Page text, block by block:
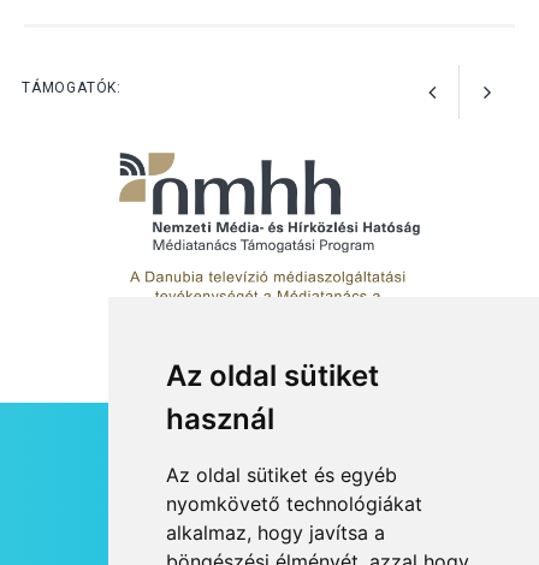
Az oldal sütiket
használ
Az oldal sütiket és egyéb
nyomkövető technológiákat
alkalmaz, hogy javítsa a
TÁMOGATÓK:
RSS
JOGI NYILATKOZAT